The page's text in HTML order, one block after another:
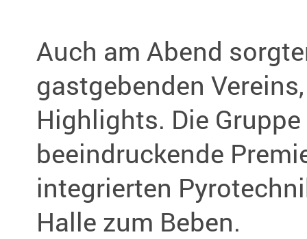
Auch am Abend
gastgebenden
Highlights. Die
beeindruckende
integrierten
Halle zum Beben.